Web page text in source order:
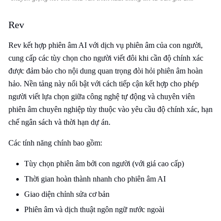
Rev
Rev kết hợp phiên âm AI với dịch vụ phiên âm của con người,
cung cấp các tùy chọn cho người viết đôi khi cần độ chính xác
được đảm bảo cho nội dung quan trọng đòi hỏi phiên âm hoàn
hảo. Nền tảng này nổi bật với cách tiếp cận kết hợp cho phép
người viết lựa chọn giữa công nghệ tự động và chuyên viên
phiên âm chuyên nghiệp tùy thuộc vào yêu cầu độ chính xác, hạn
chế ngân sách và thời hạn dự án.
Các tính năng chính bao gồm:
Tùy chọn phiên âm bởi con người (với giá cao cấp)
Thời gian hoàn thành nhanh cho phiên âm AI
Giao diện chỉnh sửa cơ bản
Phiên âm và dịch thuật ngôn ngữ nước ngoài